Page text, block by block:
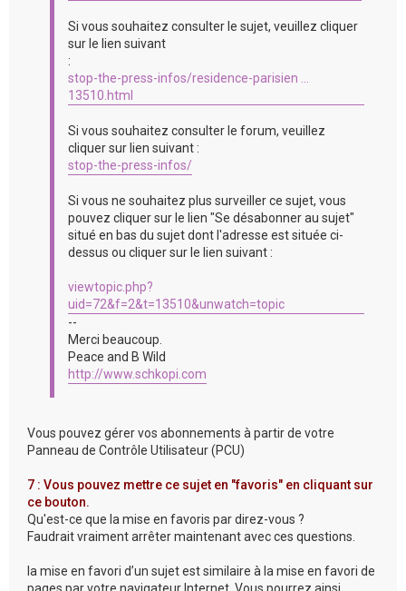
Si vous souhaitez consulter le sujet, veuillez cliquer
sur le lien suivant
:
stop-the-press-infos/residence-parisien ...
13510.html
Si vous souhaitez consulter le forum, veuillez
cliquer sur lien suivant :
stop-the-press-infos/
Si vous ne souhaitez plus surveiller ce sujet, vous
pouvez cliquer sur le lien "Se désabonner au sujet"
situé en bas du sujet dont l'adresse est située ci-
dessus ou cliquer sur le lien suivant :
viewtopic.php?
uid=72&f=2&t=13510&unwatch=topic
--
Merci beaucoup.
Peace and B Wild
http://www.schkopi.com
Vous pouvez gérer vos abonnements à partir de votre
Panneau de Contrôle Utilisateur (PCU)
7 : Vous pouvez mettre ce sujet en "favoris" en cliquant sur
ce bouton.
Qu'est-ce que la mise en favoris par direz-vous ?
Faudrait vraiment arrêter maintenant avec ces questions.
la mise en favori d’un sujet est similaire à la mise en favori de